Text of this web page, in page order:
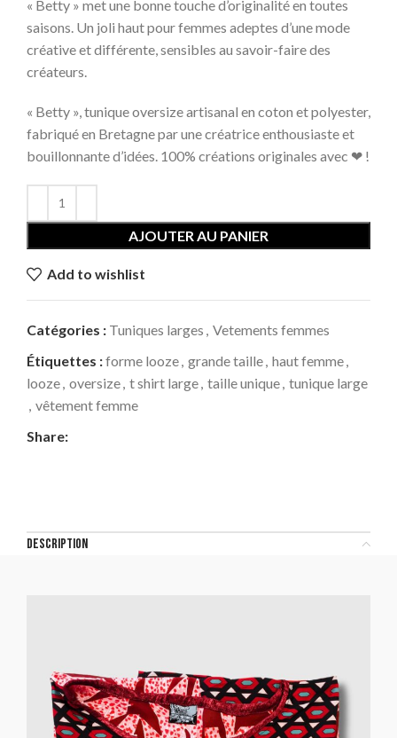
« Betty » met une bonne touche d’originalité en toutes
saisons. Un joli hautpour femmes adeptes d’une mode
créative et différente, sensibles au savoir-faire des
créateurs.
« Betty », tunique oversize artisanal en coton et polyester,
fabriqué en Bretagne par une créatrice enthousiaste et
bouillonnante d’idées. 100% créations originales avec ❤ !
AJOUTER AU PANIER
Add to wishlist
Catégories : Tuniques larges Vetements femmes
Étiquettes :forme looze grande taille haut femme
looze oversize t shirt large taille unique tunique large
vêtement femme
Share:
DESCRIPTION